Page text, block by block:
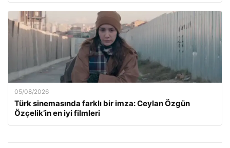
05/08/2026
Türk sinemasında farklı bir imza: Ceylan Özgün
Özçelik’in en iyi filmleri